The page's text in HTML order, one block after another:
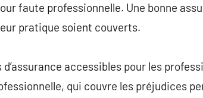
faute professionnelle. Une bonne
pratique soient couverts.
accessibles pour les
qui couvre les préjudices